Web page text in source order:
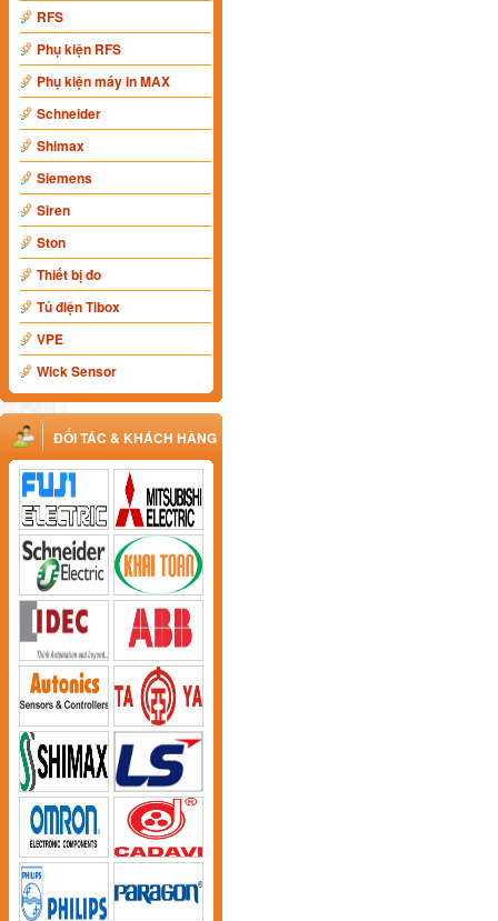
RFS
Phụ kiện RFS
Phụ kiện máy in MAX
Schneider
Shimax
Siemens
Siren
Ston
Thiết bị đo
Tủ điện Tibox
VPE
Wick Sensor
ĐỐI TÁC & KHÁCH HÀNG